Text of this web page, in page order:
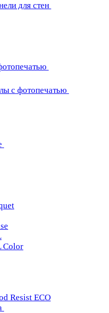
для стен
с фотопечатью
Color
Resist ECO